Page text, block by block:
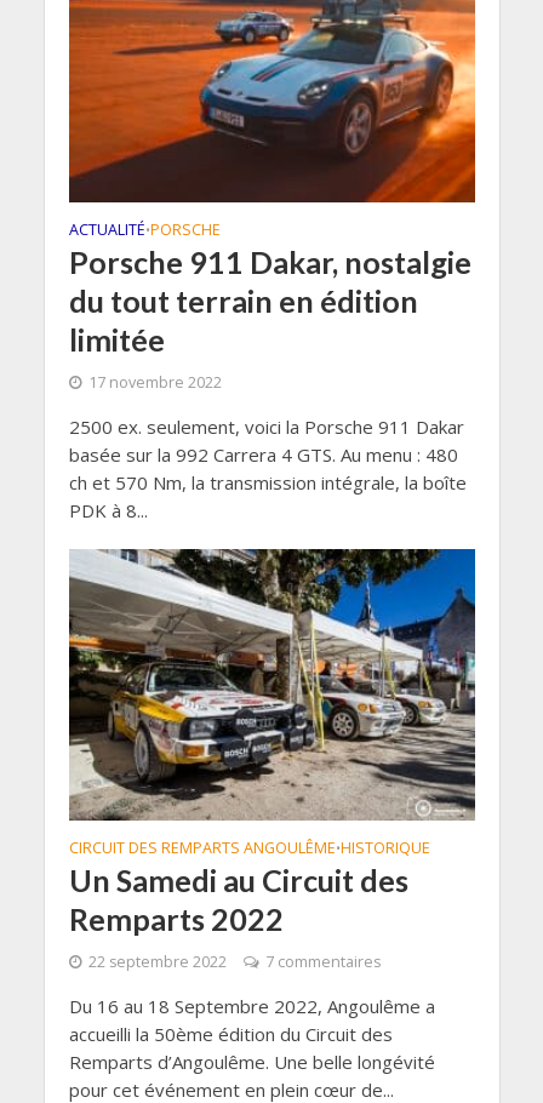
ACTUALITÉ•PORSCHE
Porsche 911 Dakar, nostalgie
du tout terrain en édition
limitée
17 novembre 2022
2500 ex. seulement, voici la Porsche 911 Dakar
basée sur la 992 Carrera 4 GTS. Au menu : 480
ch et 570 Nm, la transmission intégrale, la boîte
PDK à 8...
CIRCUIT DES REMPARTS ANGOULÊME•HISTORIQUE
Un Samedi au Circuit des
Remparts 2022
22 septembre 2022 7 commentaires
Du 16 au 18 Septembre 2022, Angoulême a
accueilli la 50ème édition du Circuit des
Remparts d’Angoulême. Une belle longévité
pour cet événement en plein cœur de...